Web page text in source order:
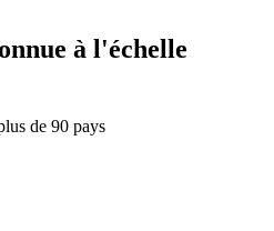
à l'échelle
de 90 pays